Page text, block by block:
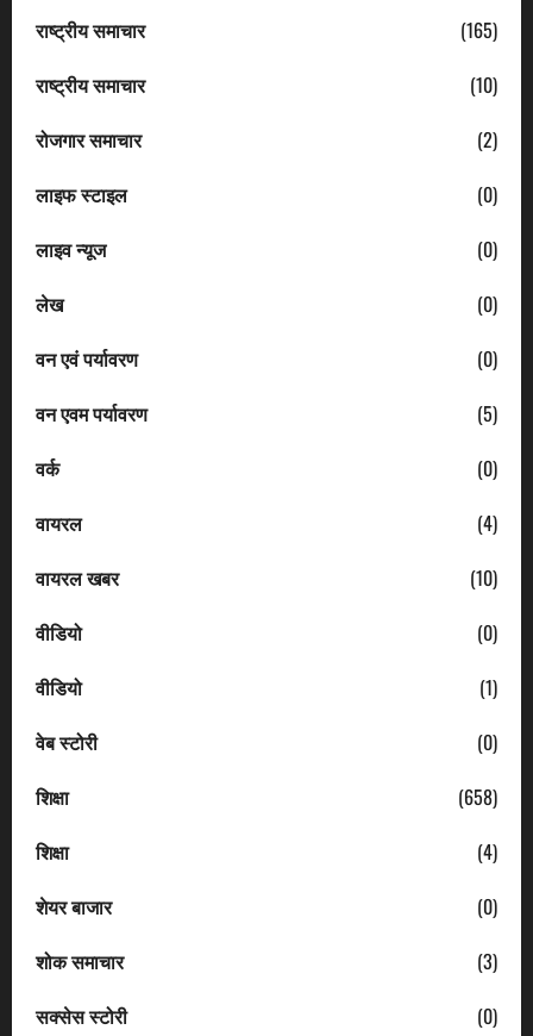
राष्ट्रीय समाचार
(165)
राष्ट्रीय समाचार
(10)
रोजगार समाचार
(2)
लाइफ स्टाइल
(0)
लाइव न्यूज
(0)
लेख
(0)
वन एवं पर्यावरण
(0)
वन एवम पर्यावरण
(5)
वर्क
(0)
वायरल
(4)
वायरल खबर
(10)
वीडियो
(0)
वीडियो
(1)
वेब स्टोरी
(0)
शिक्षा
(658)
शिक्षा
(4)
शेयर बाजार
(0)
शोक समाचार
(3)
सक्सेस स्टोरी
(0)